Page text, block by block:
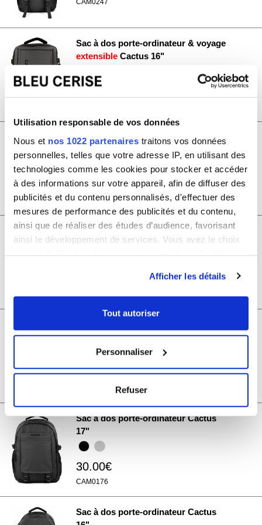
Utilisation responsable de vos données
Nous et nos 1022 partenaires traitons vos données
personnelles, telles que votre adresse IP, en utilisant des
technologies comme les cookies pour stocker et accéder
à des informations sur votre appareil, afin de diffuser des
publicités et du contenu personnalisés, d'effectuer des
mesures de performance des publicités et du contenu,
ainsi que de réaliser des études d’audience, favorisant
ainsi le développement de services. Vous avez le choix
tout moment en consultant la Déclaration relative aux
cookies ou en cliquant sur l'icône de confidentialité.
Collecter des informations sur votre localisation
géographique qui peuvent être précises à plusieurs
mètres près
pour en relever les caractéristiques spécifiques
(empreintes digitales).
Pour en savoir plus sur le traitement de vos données
personnelles et définir vos préférences, reportez-vous à
la
section « Détails »
votre consentement à tout moment à partir de la
déclaration sur les cookies.
Les cookies nous permettent de personnaliser le contenu
Afficher les détails
Tout autoriser
Personnaliser
Refuser
CAM0247
Sac à dos porte-ordinateur & voyage
extensible Cactus 16"
30.00€
Sac à dos porte-ordinateur Cactus
16"
30.00€
CAM0201
Sac à dos porte-ordinateur Cactus
16"
CAM0216
17.3"
30.00€
Sac à dos porte-ordinateur Cactus
17"
30.00€
CAM0176
Sac à dos porte-ordinateur Cactus